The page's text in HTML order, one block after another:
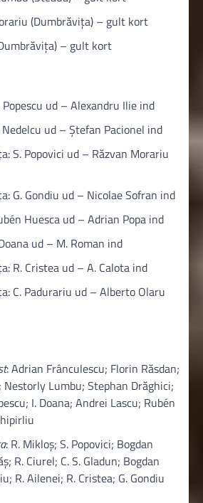
(Dumbrăvița) – gult kort
– gult kort
Popescu ud – Alexandru Ilie ind
Nedelcu ud – Ștefan Pacionel ind
S. Popovici ud – Răzvan Morariu
G. Gondiu ud – Nicolae Sofran ind
Huesca ud – Adrian Popa ind
ud – M. Roman ind
R. Cristea ud – A. Calota ind
C. Padurariu ud – Alberto Olaru
: Adrian Frânculescu; Florin Răsdan;
Lumbu; Stephan Drăghici;
I. Doana; Andrei Lascu; Rubén
: R. Mikloș; S. Popovici; Bogdan
R. Ciurel; C. S. Gladun; Bogdan
R. Ailenei; R. Cristea; G. Gondiu